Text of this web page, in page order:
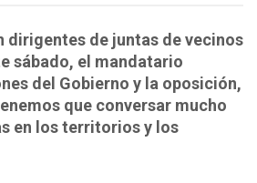
dirigentes de juntas de vecinos
sábado, el mandatario
del Gobierno y la oposición,
que conversar mucho
en los territorios y los